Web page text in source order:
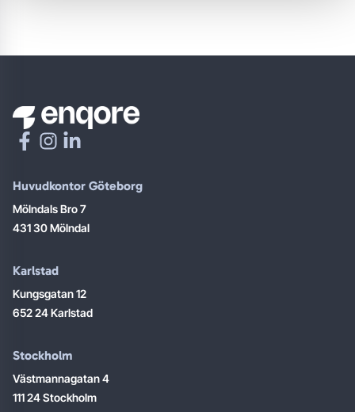
Huvudkontor Göteborg
Mölndals Bro 7
431 30 Mölndal
Karlstad
Kungsgatan 12
652 24 Karlstad
Stockholm
Västmannagatan 4
111 24 Stockholm